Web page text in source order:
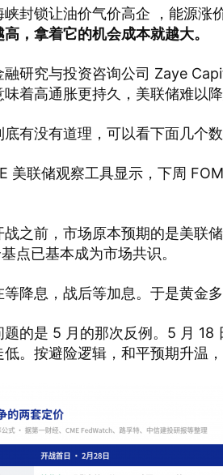
封锁让油价气价高企 ，能源涨
，拿着它的机会成本就越大。
融研究与投资咨询公司 Zaye
味着高通胀更持久，美联储难以
有没有道理，可以看下面几个数
美联储观察工具显示，下周
战之前，市场原本预期的是美联
点已基本成为市场共识。
降息，战后等加息。于是黄金
的是 5 月的那次反例。5 月 18
低。按避险逻辑，和平预期升温，